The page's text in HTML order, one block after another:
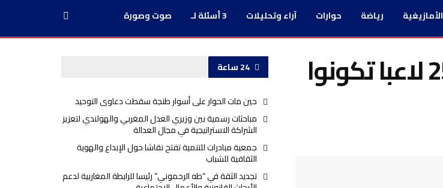
الأمازيغية رياضة حوارات آراء وتحليلات 3 أسئلة لـ صوت وصورة
المنتخبات الوطنية تنادي على 25 لاعبا تكونوا 24 ساعة
حين مات الحوار على أسوار طنجة سقطت دعاوى التوحيد
مباحثات رسمية بين وزيري العدل المغربي والهولندي لتعزيز
الشراكة الاستراتيجية في مجال العدالة
جمعية مبادرات للتنمية تفتح نقاشا حول الإبداع والهوية
الثقافية للشباب
تجديد الثقة في “طه الرحموني” رئيسا للرابطة المغاربية لدعم